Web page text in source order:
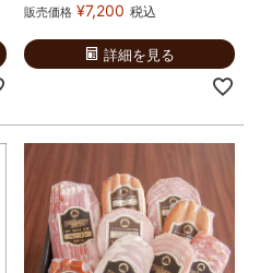
販売価格 ¥7,200 税込
詳細を見る